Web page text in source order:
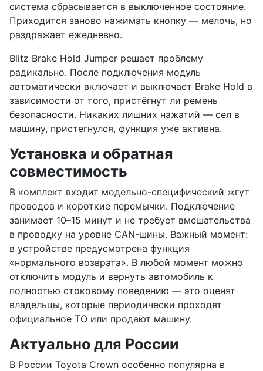
система сбрасывается в выключенное состояние.
Приходится заново нажимать кнопку — мелочь, но
раздражает ежедневно.
Blitz Brake Hold Jumper решает проблему
радикально. После подключения модуль
автоматически включает и выключает Brake Hold в
зависимости от того, пристёгнут ли ремень
безопасности. Никаких лишних нажатий — сел в
машину, пристегнулся, функция уже активна.
Установка и обратная
совместимость
В комплект входит модельно-специфический жгут
проводов и короткие перемычки. Подключение
занимает 10–15 минут и не требует вмешательства
в проводку на уровне CAN-шины. Важный момент:
в устройстве предусмотрена функция
«нормального возврата». В любой момент можно
отключить модуль и вернуть автомобиль к
полностью стоковому поведению — это оценят
владельцы, которые периодически проходят
официальное ТО или продают машину.
Актуально для России
В России Toyota Crown особенно популярна в